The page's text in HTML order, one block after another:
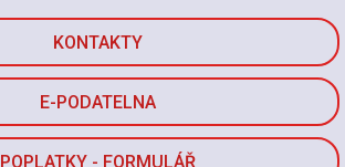
KONTAKTY
E-PODATELNA
POPLATKY - FORMULÁŘ